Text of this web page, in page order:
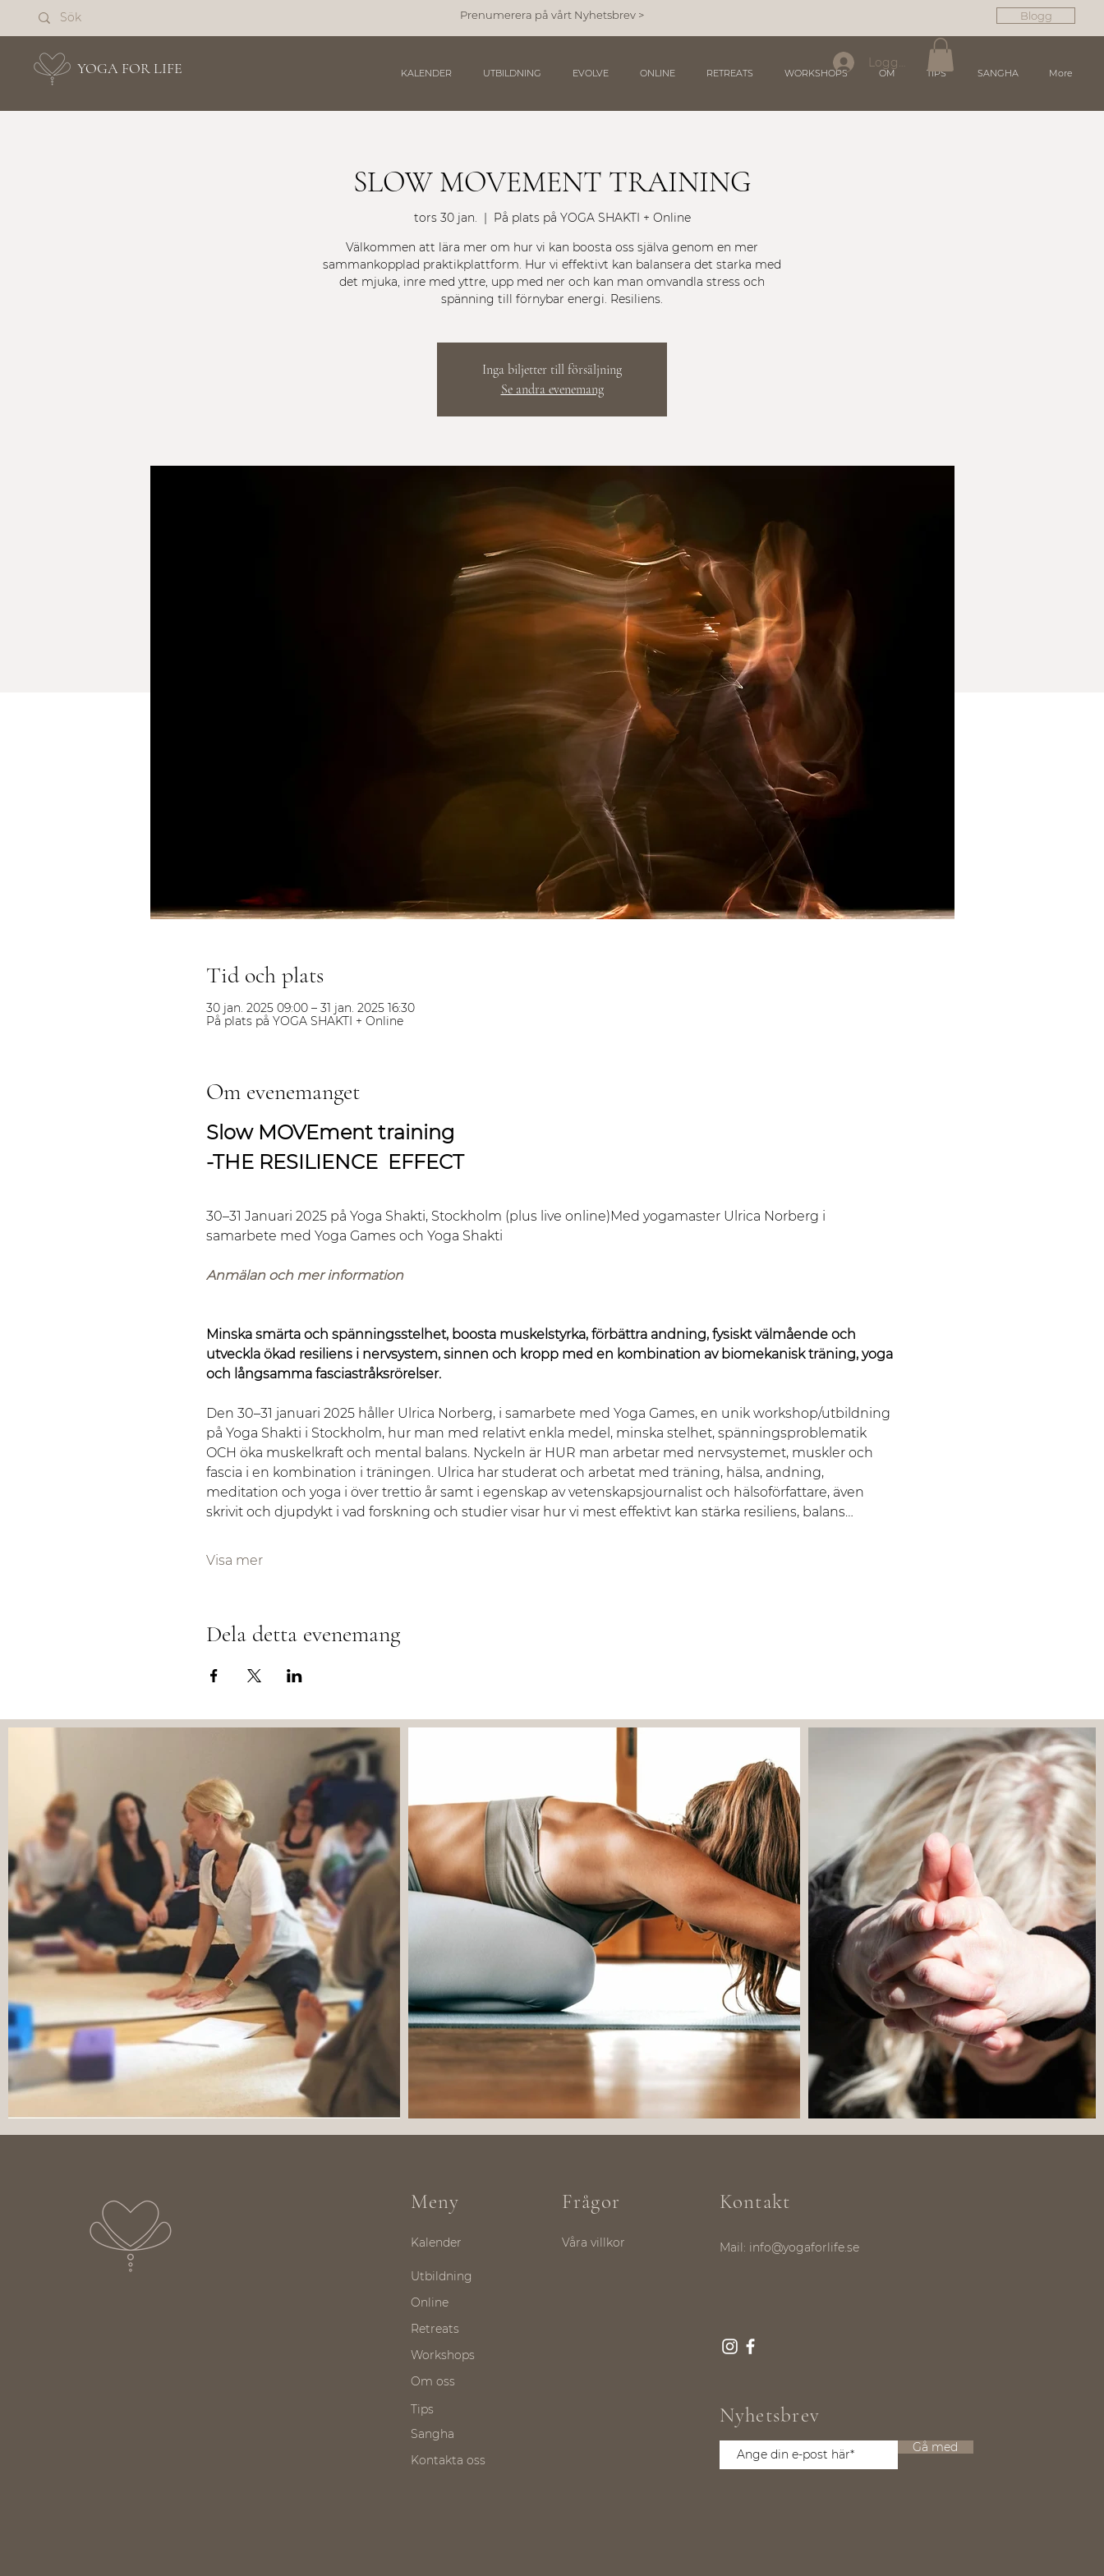
Prenumerera på vårt Nyhetsbrev > Blogg
YOGA FOR LIFE KALENDER UTBILDNING EVOLVE ONLINE RETREATS WORKSHOPS OM TIPS SANGHA More
Logga in
SLOW MOVEMENT TRAINING
tors 30 jan.
  |
På plats på YOGA SHAKTI + Online
Välkommen att lära mer om hur vi kan boosta oss själva genom en mer
sammankopplad praktikplattform. Hur vi effektivt kan balansera det starka med
det mjuka, inre med yttre, upp med ner och kan man omvandla stress och
spänning till förnybar energi. Resiliens.
Inga biljetter till försäljning
Se andra evenemang
Tid och plats
30 jan. 2025 09:00 – 31 jan. 2025 16:30
På plats på YOGA SHAKTI + Online
Om evenemanget
Slow MOVEment training
-THE RESILIENCE  EFFECT
30–31 Januari 2025 på Yoga Shakti, Stockholm (plus live online)Med yogamaster Ulrica Norberg i
samarbete med Yoga Games och Yoga Shakti
Anmälan och mer information
Minska smärta och spänningsstelhet, boosta muskelstyrka, förbättra andning, fysiskt välmående och
utveckla ökad resiliens i nervsystem, sinnen och kropp med en kombination av biomekanisk träning, yoga
och långsamma fasciastråksrörelser.
Den 30–31 januari 2025 håller Ulrica Norberg, i samarbete med Yoga Games, en unik workshop/utbildning
på Yoga Shakti i Stockholm, hur man med relativt enkla medel, minska stelhet, spänningsproblematik
OCH öka muskelkraft och mental balans. Nyckeln är HUR man arbetar med nervsystemet, muskler och
fascia i en kombination i träningen. Ulrica har studerat och arbetat med träning, hälsa, andning,
meditation och yoga i över trettio år samt i egenskap av vetenskapsjournalist och hälsoförfattare, även
skrivit och djupdykt i vad forskning och studier visar hur vi mest effektivt kan stärka resiliens, balans…
Visa mer
Dela detta evenemang
Meny
Kalender
Frågor
Våra villkor
Kontakt
Mail: info@yogaforlife.se
Utbildning
Online
Retreats
Workshops
Om oss
Tips
Sangha
Kontakta oss
Nyhetsbrev
Gå med